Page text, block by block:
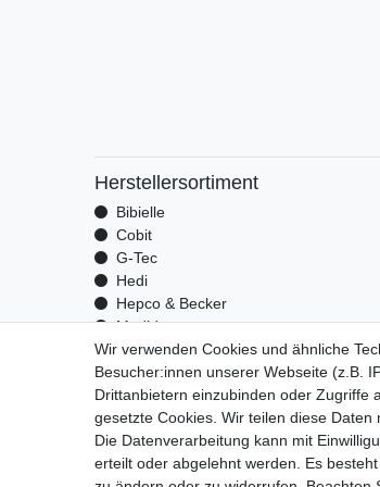
Herstellersortiment
Bibielle
Cobit
G-Tec
Hedi
Hepco & Becker
Medid
Optrel
Pressol
Telwin
Wir verwenden Cookies und ähnliche
Besucher:innen unserer Webseite (z.B.
Drittanbietern einzubinden oder Zugriffe
gesetzte Cookies. Wir teilen diese Daten
Die Datenverarbeitung kann mit
erteilt oder abgelehnt werden. Es